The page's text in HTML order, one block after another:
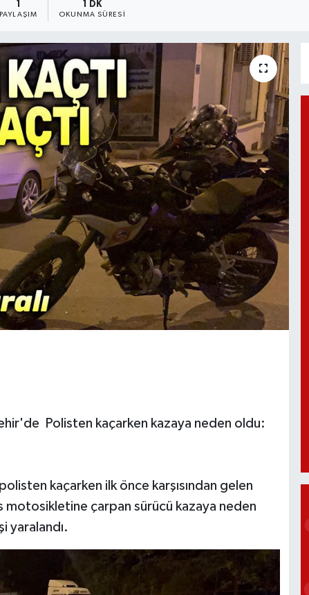
PAYLAŞIM
1 DK
OKUNMA SÜRESI
Polisten kaçarken kazaya neden oldu:
kaçarken ilk önce karşısından gelen
motosikletine çarpan sürücü kazaya neden
yaralandı.